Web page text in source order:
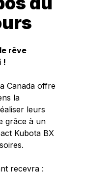
rêve
!
Canada offre
la
leurs
grâce à un
Kubota BX
recevra :